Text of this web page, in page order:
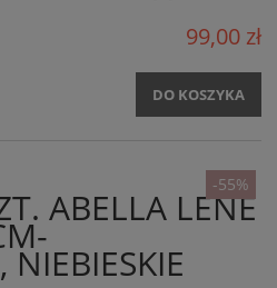
99,00 zł
DO KOSZYKA
ABELLA LENE
NIEBIESKIE
-55%